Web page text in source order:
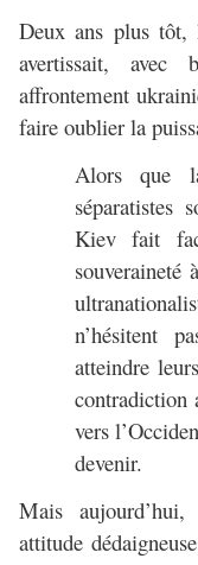
Deux ans plus tôt,
avertissait, avec
affrontement
faire oublier la
Alors que
séparatistes
Kiev fait
souveraineté
n’hésitent
atteindre
contradiction
vers
devenir.
Mais
attitude